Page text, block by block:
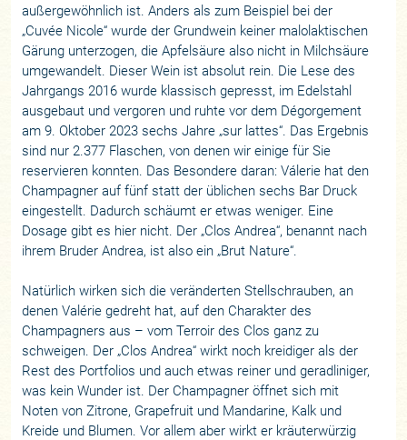
außergewöhnlich ist. Anders als zum Beispiel bei der
„Cuvée Nicole“ wurde der Grundwein keiner malolaktischen
Gärung unterzogen, die Apfelsäure also nicht in Milchsäure
umgewandelt. Dieser Wein ist absolut rein. Die Lese des
Jahrgangs 2016 wurde klassisch gepresst, im Edelstahl
ausgebaut und vergoren und ruhte vor dem Dégorgement
am 9. Oktober 2023 sechs Jahre „sur lattes“. Das Ergebnis
sind nur 2.377 Flaschen, von denen wir einige für Sie
reservieren konnten. Das Besondere daran: Válerie hat den
Champagner auf fünf statt der üblichen sechs Bar Druck
eingestellt. Dadurch schäumt er etwas weniger. Eine
Dosage gibt es hier nicht. Der „Clos Andrea“, benannt nach
ihrem Bruder Andrea, ist also ein „Brut Nature“.
Natürlich wirken sich die veränderten Stellschrauben, an
denen Valérie gedreht hat, auf den Charakter des
Champagners aus – vom Terroir des Clos ganz zu
schweigen. Der „Clos Andrea“ wirkt noch kreidiger als der
Rest des Portfolios und auch etwas reiner und geradliniger,
was kein Wunder ist. Der Champagner öffnet sich mit
Noten von Zitrone, Grapefruit und Mandarine, Kalk und
Kreide und Blumen. Vor allem aber wirkt er kräuterwürzig